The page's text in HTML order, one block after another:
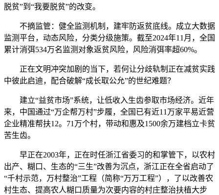
脱贫”到“我要脱贫”的改变。
不摘监管：健全监测机制，建牢防返贫底线。成立大数据
监测平台，动态风险，分类分级施策。截至2024年11月，全国
累计消弭534万名监测对象返贫风险，风险消弭率超60%。
正在文明冲突加剧的当下，若何让分歧轨制正在减贫实践
中彼此启迪，配合破解“成长取公允”的世纪难题？
建立“益贫市场”系统，让低收入生齿参取市场经济。近年
来，中国通过“万企帮万村”步履，全国已有近11万家平易近营
企业精准帮扶12。71万个村，带动和惠及1500余万建档立卡贫
苦生齿。
早正在2003年，正在时任浙江省委习的和掌管下，以农村
出产、糊口、生态的“三生”改善为沉点，浙江正在全省启动了
“千村示范，万村整治”工程（简称“万万工程”），了以改善农
村生态、提高农人糊口质量为次要内容的村庄整治扶植大步